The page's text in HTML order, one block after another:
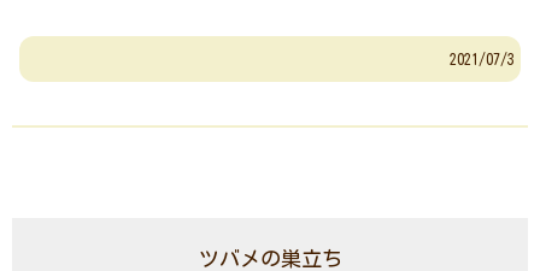
2021/07/3
ツバメの巣立ち